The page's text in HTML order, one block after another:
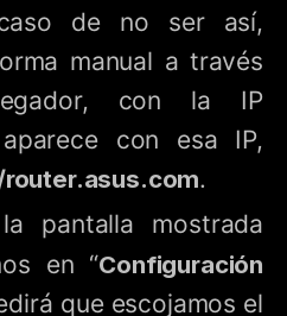
de no ser así,
manual a través
con la IP
con esa IP,
.
pantalla mostrada
en “Configuración
que escojamos el